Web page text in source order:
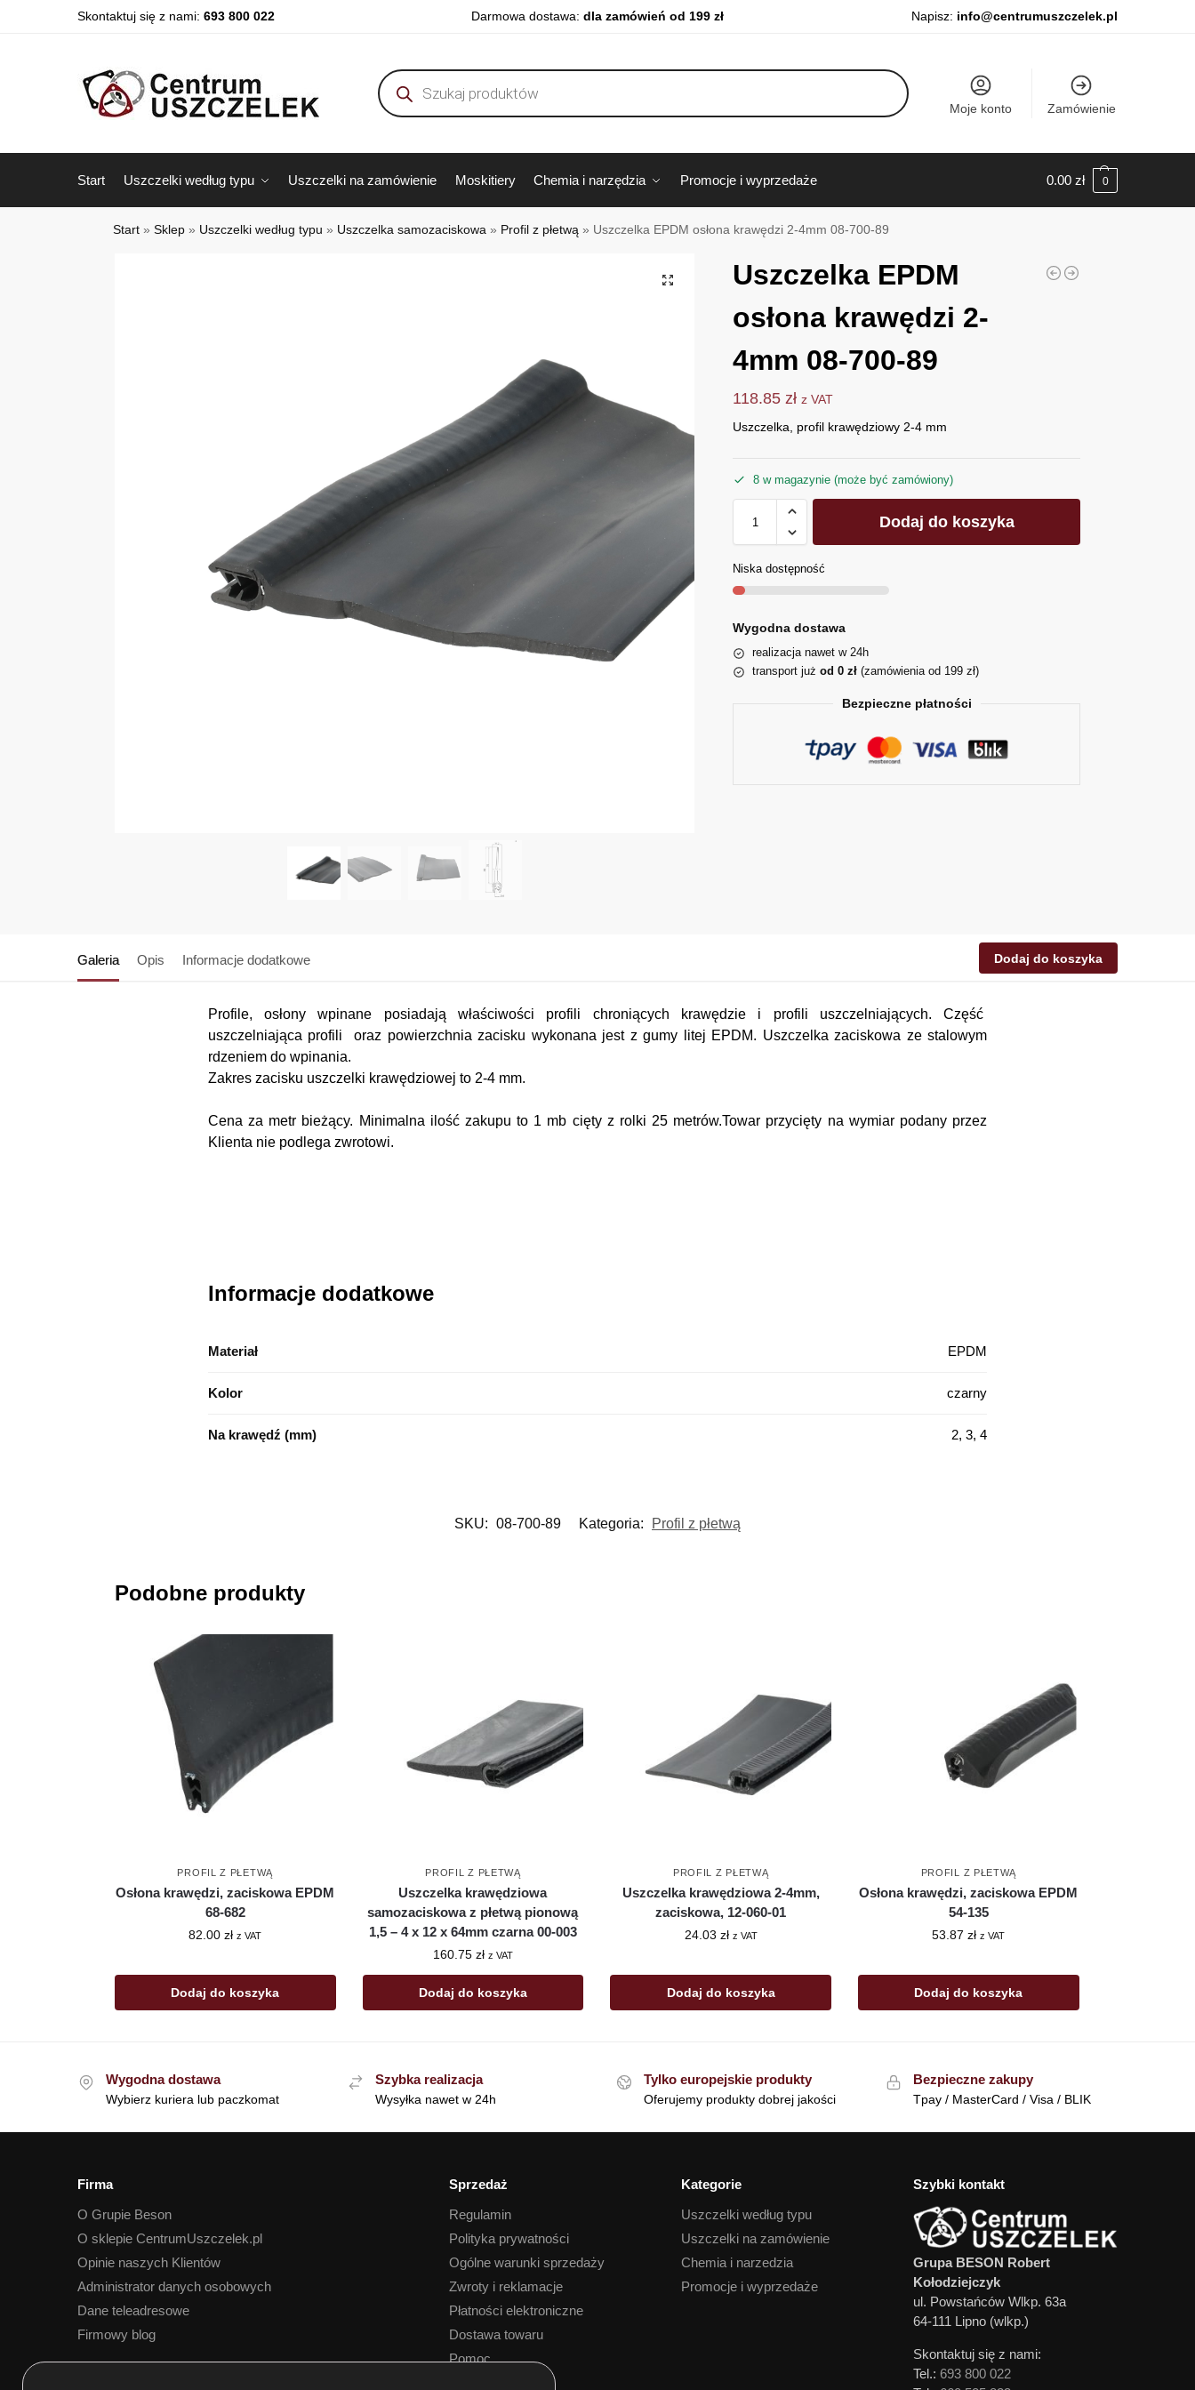
Skontaktuj się z nami: 693 800 022 Darmowa dostawa: dla zamówień od 199 zł Napisz: info@centrumuszczelek.pl
Moje konto Zamówienie
Start Uszczelki według typu Uszczelki na zamówienie Moskitiery Chemia i narzędzia Promocje i wyprzedaże 0.00 zł 0
Start » Sklep » Uszczelki według typu » Uszczelka samozaciskowa » Profil z płetwą » Uszczelka EPDM osłona krawędzi 2-4mm 08-700-89
Uszczelka EPDM
osłona krawędzi 2-
4mm 08-700-89
118.85 zł z VAT
Uszczelka, profil krawędziowy 2-4 mm
8 w magazynie (może być zamówiony)
Dodaj do koszyka
Niska dostępność
Wygodna dostawa
realizacja nawet w 24h
transport jużod 0 zł (zamówienia od 199 zł)
Bezpieczne płatności
Galeria Opis Informacje dodatkowe Dodaj do koszyka
Profile, osłony wpinane posiadają właściwości profili chroniących krawędzie i profili uszczelniających. Część
uszczelniająca profili oraz powierzchnia zacisku wykonana jest z gumy litej EPDM. Uszczelka zaciskowa ze stalowym
rdzeniem do wpinania.
Zakres zacisku uszczelki krawędziowej to 2-4 mm.
Cena za metr bieżący. Minimalna ilość zakupu to 1 mb cięty z rolki 25 metrów.Towar przycięty na wymiar podany przez
Klienta nie podlega zwrotowi.
Informacje dodatkowe
Materiał EPDM
Kolor czarny
Na krawędź (mm) 2, 3, 4
SKU: 08-700-89 Kategoria: Profil z płetwą
Podobne produkty
PROFIL Z PŁETWĄ
Osłona krawędzi, zaciskowa EPDM
68-682
82.00zł z VAT
Dodaj do koszyka
PROFIL Z PŁETWĄ
Uszczelka krawędziowa
samozaciskowa z płetwą pionową
1,5 – 4 x 12 x 64mm czarna 00-003
160.75 zł z VAT
Dodaj do koszyka
PROFIL Z PŁETWĄ
Uszczelka krawędziowa 2-4mm,
zaciskowa, 12-060-01
24.03 zł z VAT
Dodaj do koszyka
PROFIL Z PŁETWĄ
Osłona krawędzi, zaciskowa EPDM
54-135
53.87zł z VAT
Dodaj do koszyka
Wygodna dostawa
Wybierz kuriera lub paczkomat
Szybka realizacja
Wysyłka nawet w 24h
Tylko europejskie produkty
Oferujemy produkty dobrej jakości
Bezpieczne zakupy
Tpay / MasterCard / Visa / BLIK
Firma
O Grupie Beson
O sklepie CentrumUszczelek.pl
Opinie naszych Klientów
Administrator danych osobowych
Dane teleadresowe
Firmowy blog
Sprzedaż
Regulamin
Polityka prywatności
Ogólne warunki sprzedaży
Zwroty i reklamacje
Płatności elektroniczne
Dostawa towaru
Pomoc
Kategorie
Uszczelki według typu
Uszczelki na zamówienie
Chemia i narzedzia
Promocje i wyprzedaże
Szybki kontakt
Grupa BESON Robert
Kołodziejczyk
ul. Powstańców Wlkp. 63a
64-111 Lipno (wlkp.)
Skontaktuj się z nami:
Tel.: 693 800 022